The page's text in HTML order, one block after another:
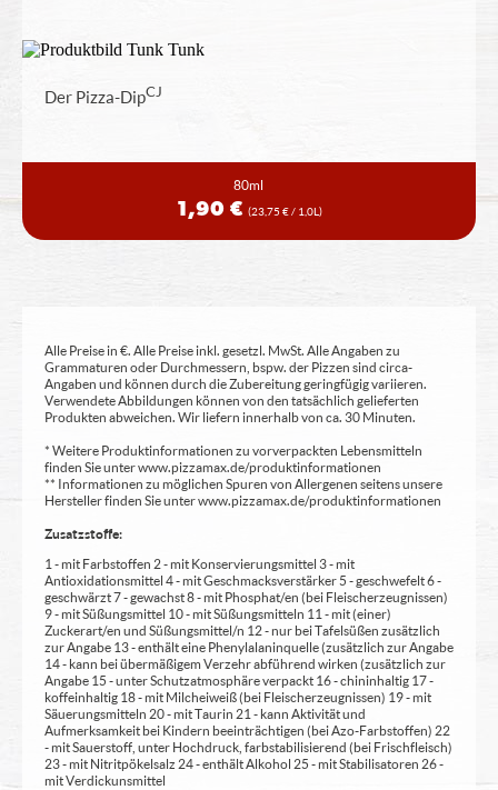
Der Pizza-DipCJ
80ml
1,90 € (23,75 € / 1,0L)
Alle Preise in €. Alle Preise inkl. gesetzl. MwSt. Alle Angaben zu
Grammaturen oder Durchmessern, bspw. der Pizzen sind circa-
Angaben und können durch die Zubereitung geringfügig variieren.
Verwendete Abbildungen können von den tatsächlich gelieferten
Produkten abweichen. Wir liefern innerhalb von ca. 30 Minuten.
* Weitere Produktinformationen zu vorverpackten Lebensmitteln
finden Sie unter www.pizzamax.de/produktinformationen
** Informationen zu möglichen Spuren von Allergenen seitens unsere
Hersteller finden Sie unter www.pizzamax.de/produktinformationen
Zusatzstoffe:
1 - mit Farbstoffen 2 - mit Konservierungsmittel 3 - mit
Antioxidationsmittel 4 - mit Geschmacksverstärker 5 - geschwefelt 6 -
geschwärzt 7 - gewachst 8 - mit Phosphat/en (bei Fleischerzeugnissen)
9 - mit Süßungsmittel 10 - mit Süßungsmitteln 11 - mit (einer)
Zuckerart/en und Süßungsmittel/n 12 - nur bei Tafelsüßen zusätzlich
zur Angabe 13 - enthält eine Phenylalaninquelle (zusätzlich zur Angabe
14 - kann bei übermäßigem Verzehr abführend wirken (zusätzlich zur
Angabe 15 - unter Schutzatmosphäre verpackt 16 - chininhaltig 17 -
koffeinhaltig 18 - mit Milcheiweiß (bei Fleischerzeugnissen) 19 - mit
Säuerungsmitteln 20 - mit Taurin 21 - kann Aktivität und
Aufmerksamkeit bei Kindern beeinträchtigen (bei Azo-Farbstoffen) 22
- mit Sauerstoff, unter Hochdruck, farbstabilisierend (bei Frischfleisch)
23 - mit Nitritpökelsalz 24 - enthält Alkohol 25 - mit Stabilisatoren 26 -
mit Verdickunsmittel